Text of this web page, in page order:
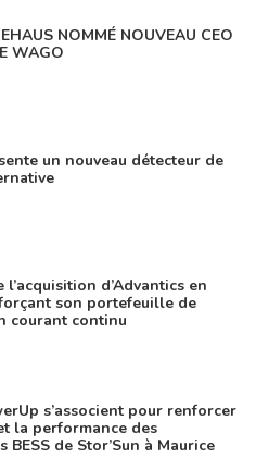
NOMMÉ NOUVEAU CEO
WAGO
un nouveau détecteur de
l’acquisition d’Advantics en
son portefeuille de
courant continu
s’associent pour renforcer
la performance des
de Stor’Sun à Maurice